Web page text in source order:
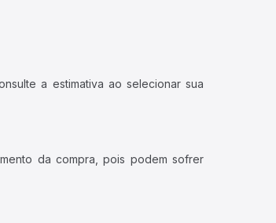
a estimativa ao selecionar sua
da compra, pois podem sofrer